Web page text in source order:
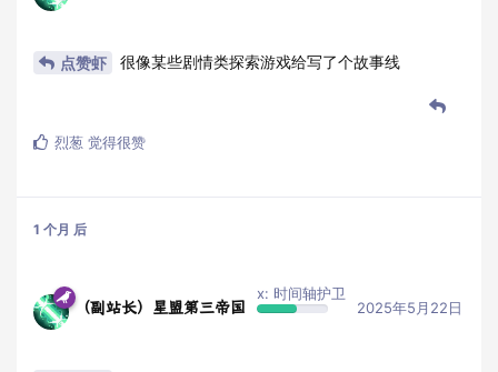
点赞虾 很像某些剧情类探索游戏给写了个故事线
烈葱 觉得很赞
1 个月 后
（副站长）星盟第三帝国
x: 时间轴护卫
2025年5月22日